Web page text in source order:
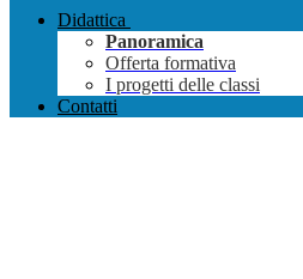
Didattica
Panoramica
Offerta formativa
I progetti delle classi
Contatti